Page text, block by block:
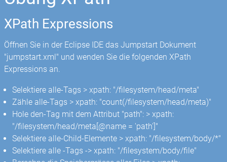
XPath Expressions
Öffnen Sie in der Eclipse IDE das Jumpstart Dokument
"jumpstart.xml" und wenden Sie die folgenden XPath
Expressions an.
Selektiere alle-Tags > xpath: "/filesystem/head/meta"
Zähle alle-Tags > xpath: "count(/filesystem/head/meta)"
Hole den-Tag mit dem Attribut "path": > xpath:
"/filesystem/head/meta[@name = 'path']"
Selektiere alle-Child-Elemente > xpath: "/filesystem/body/*"
Selektiere alle-Tags -> xpath: "/filesystem/body/file"